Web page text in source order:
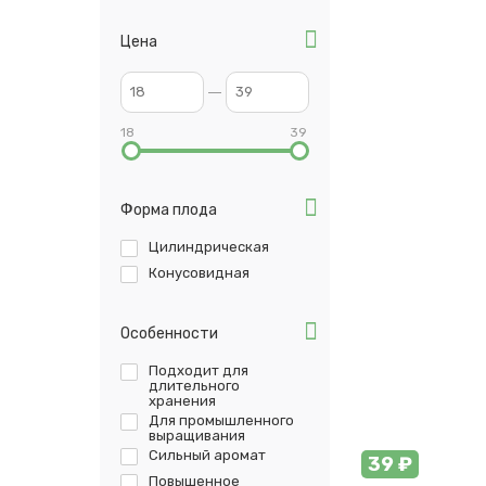
Цена
18 39
Форма плода
Цилиндрическая
Конусовидная
Особенности
Подходит для
длительного
хранения
Для промышленного
выращивания
Сильный аромат
Повышенное
39 ₽